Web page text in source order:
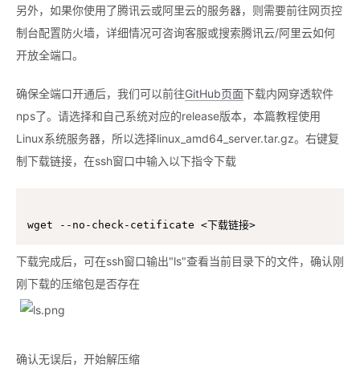
另外，如果你使用了腾讯云或阿里云的服务器，则需要前往网页控
制台配置防火墙，详细情况可咨询客服或搜索腾讯云/阿里云如何
开放全端口。
确保全端口开通后，我们可以前往GitHub页面下载内网穿透软件
nps了。请选择和自己系统对应的release版本，本篇教程使用
Linux系统服务器，所以选择linux_amd64_server.tar.gz。右键复
制下载链接，在ssh窗口中输入以下指令下载
wget --no-check-cetificate <下载链接>
下载完成后，可在ssh窗口输出"ls"查看当前目录下的文件，确认刚
刚下载的压缩包是否存在
确认无误后，开始解压缩